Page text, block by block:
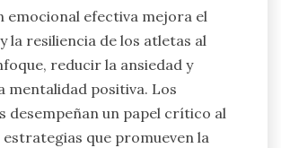
emocional efectiva mejora el
la resiliencia de los atletas al
reducir la ansiedad y
mentalidad positiva. Los
desempeñan un papel crítico al
que promueven la